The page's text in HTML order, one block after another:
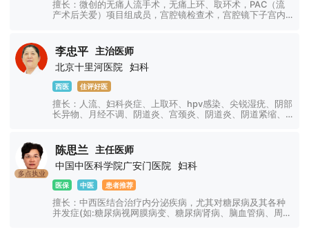
擅长：微创的无痛人流手术，无痛上环、取环术，PAC（流
产术后关爱）项目组成员，宫腔镜检查术，宫腔镜下子宫内
制定明确的检查和治疗方案。如宫颈HPV感染诊疗，宫颈CIN
诊疗以及是否有宫颈癌变，宫颈锥切，宫颈LEEP术等。熟练
掌握各种妇科疾病的诊断特点如卵巢囊肿，子宫疾病，复发
套诊疗方案。
李忠平
主治医师
北京十里河医院
妇科
西医 佳评好医
擅长：人流、妇科炎症、上取环、hpv感染、尖锐湿疣、阴部
长异物、月经不调、阴道炎、宫颈炎、阴道炎、阴道紧缩、
常、宫颈病变、宫颈息肉、宫颈囊肿、宫颈肥大、前庭大腺
囊肿、更年期综合征、外阴瘙痒、子宫内膜炎、多囊卵巢、
宫颈糜烂等妇科常见病、多发病有30多年的实践丰富临床经
多点执业
陈思兰
主任医师
中国中医科学院广安门医院
妇科
医保 中医 患者推荐
擅长：中西医结合治疗内分泌疾病，尤其对糖尿病及其各种
并发症(如:糖尿病视网膜病变、糖尿病肾病、脑血管病、周围